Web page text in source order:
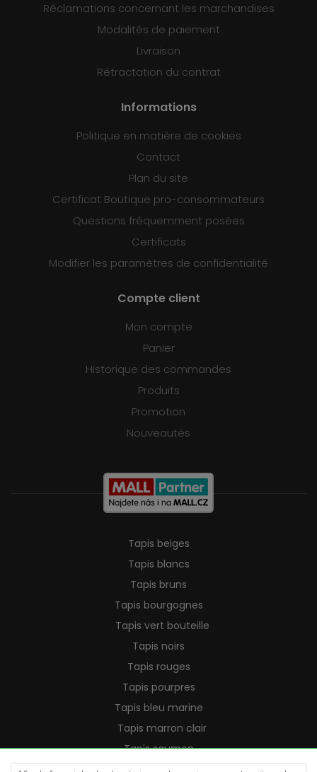
Réclamations concernant les marchandises
Modalités de paiement
Livraison
Rétractation du contrat
Informations
Politique en matière de cookies
Contact
Plan du site
Certificat Boutique pro-consommateurs
Questions fréquemment posées
Certificats
Modifier les paramètres de confidentialité
Compte client
Mon compte
Panier
Historique des commandes
Produits
Promotion
Nouveautés
Tapis beiges
Tapis blancs
Tapis bruns
Tapis bourgognes
Tapis vert bouteille
Tapis noirs
Tapis rouges
Tapis pourpres
Tapis bleu marine
Tapis marron clair
Tapis saumon